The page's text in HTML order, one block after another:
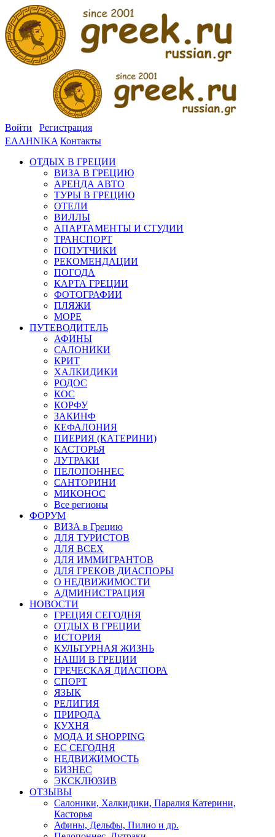
Войти
Регистрация
ΕΛΛΗΝΙΚΑ Контакты
ОТДЫХ В ГРЕЦИИ
ВИЗА В ГРЕЦИЮ
АРЕНДА АВТО
ТУРЫ В ГРЕЦИЮ
ОТЕЛИ
ВИЛЛЫ
АПАРТАМЕНТЫ И СТУДИИ
ТРАНСПОРТ
ПОПУТЧИКИ
РЕКОМЕНДАЦИИ
ПОГОДА
КАРТА ГРЕЦИИ
ФОТОГРАФИИ
ПЛЯЖИ
МОРЕ
ПУТЕВОДИТЕЛЬ
АФИНЫ
САЛОНИКИ
КРИТ
ХАЛКИДИКИ
РОДОС
КОС
КОРФУ
ЗАКИНФ
КЕФАЛОНИЯ
ПИЕРИЯ (КАТЕРИНИ)
КАСТОРЬЯ
ЛУТРАКИ
ПЕЛОПОННЕС
САНТОРИНИ
МИКОНОС
Все регионы
ФОРУМ
ВИЗА в Грецию
ДЛЯ ТУРИСТОВ
ДЛЯ ВСЕХ
ДЛЯ ИММИГРАНТОВ
ДЛЯ ГРЕКОВ ДИАСПОРЫ
О НЕДВИЖИМОСТИ
АДМИНИСТРАЦИЯ
НОВОСТИ
ГРЕЦИЯ СЕГОДНЯ
ОТДЫХ В ГРЕЦИИ
ИСТОРИЯ
КУЛЬТУРНАЯ ЖИЗНЬ
НАШИ В ГРЕЦИИ
ГРЕЧЕСКАЯ ДИАСПОРА
СПОРТ
ЯЗЫК
РЕЛИГИЯ
ПРИРОДА
КУХНЯ
МОДА И SHOPPING
ЕС СЕГОДНЯ
НЕДВИЖИМОСТЬ
БИЗНЕС
ЭКСКЛЮЗИВ
ОТЗЫВЫ
Салоники, Халкидики, Паралия Катерини,
Касторья
Афины, Дельфы, Пилио и др.